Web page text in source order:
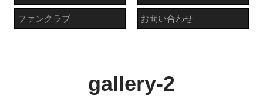
へ
ファンクラブ お問い合わせ
gallery-2